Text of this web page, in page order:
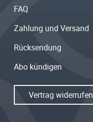
FAQ
Zahlung und Versand
Rücksendung
Abo kündigen
Vertrag widerrufen